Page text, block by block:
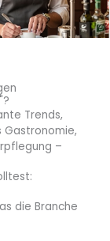
Käse- und
bis
auf die
Trends,
Gastronomie,
–
die Branche